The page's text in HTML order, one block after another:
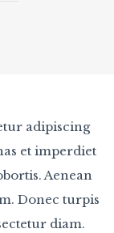
adipiscing
et imperdiet
Aenean
Donec turpis
diam.